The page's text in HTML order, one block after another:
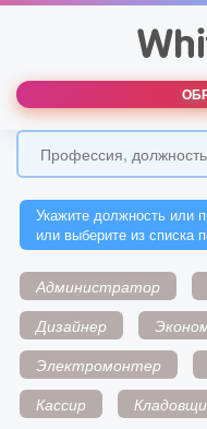
Укажите должность или
или выберите из списка
Администратор
Дизайнер
Электромонтер
Кассир